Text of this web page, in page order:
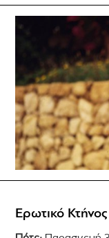
Ερωτικό